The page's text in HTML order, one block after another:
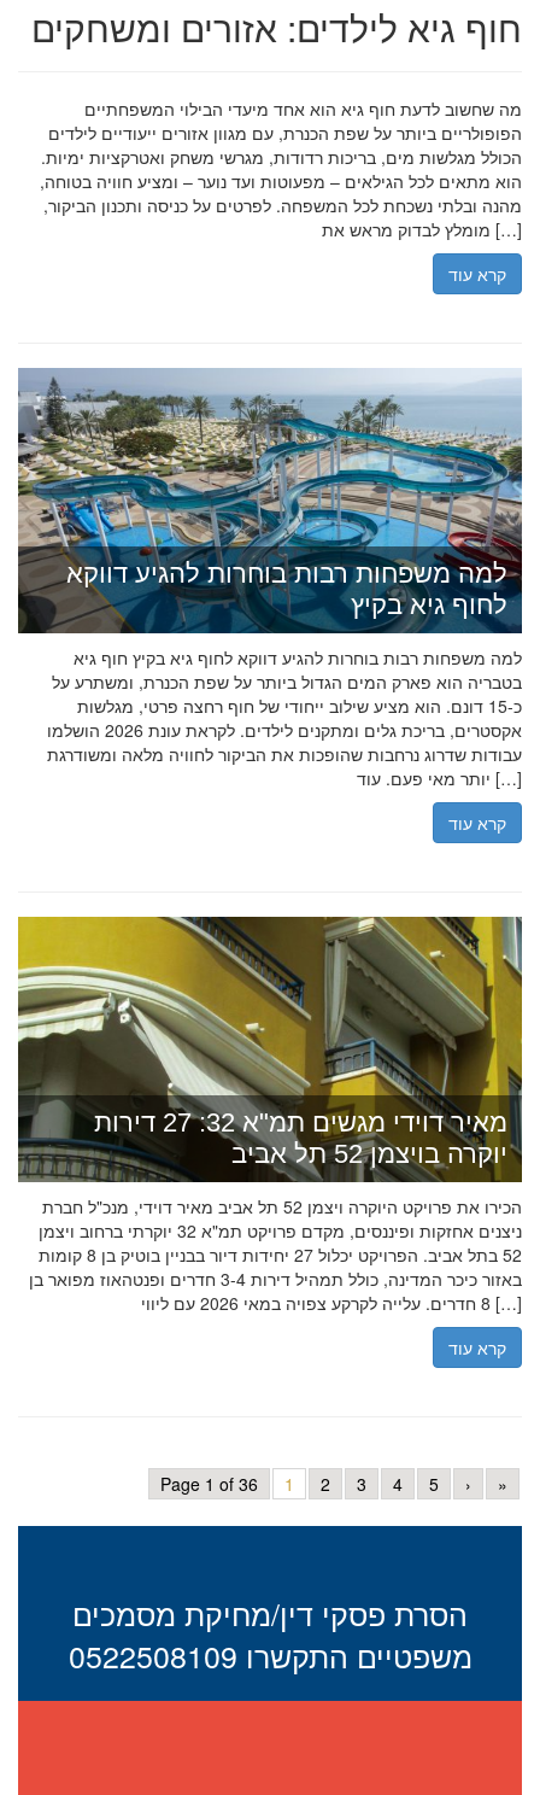
חוף גיא לילדים: אזורים ומשחקים
מה שחשוב לדעת חוף גיא הוא אחד מיעדי הבילוי המשפחתיים
הפופולריים ביותר על שפת הכנרת, עם מגוון אזורים ייעודיים לילדים
הכולל מגלשות מים, בריכות רדודות, מגרשי משחק ואטרקציות ימיות.
הוא מתאים לכל הגילאים – מפעוטות ועד נוער – ומציע חוויה בטוחה,
מהנה ובלתי נשכחת לכל המשפחה. לפרטים על כניסה ותכנון הביקור,
מומלץ לבדוק מראש את […]
קרא עוד
למה משפחות רבות בוחרות להגיע דווקא
לחוף גיא בקיץ
למה משפחות רבות בוחרות להגיע דווקא לחוף גיא בקיץ חוף גיא
בטבריה הוא פארק המים הגדול ביותר על שפת הכנרת, ומשתרע על
כ-15 דונם. הוא מציע שילוב ייחודי של חוף רחצה פרטי, מגלשות
אקסטרים, בריכת גלים ומתקנים לילדים. לקראת עונת 2026 הושלמו
עבודות שדרוג נרחבות שהופכות את הביקור לחוויה מלאה ומשודרגת
יותר מאי פעם. עוד […]
קרא עוד
מאיר דוידי מגשים תמ"א 32: 27 דירות
יוקרה בויצמן 52 תל אביב
הכירו את פרויקט היוקרה ויצמן 52 תל אביב מאיר דוידי, מנכ"ל חברת
ניצנים אחזקות ופיננסים, מקדם פרויקט תמ"א 32 יוקרתי ברחוב ויצמן
52 בתל אביב. הפרויקט יכלול 27 יחידות דיור בבניין בוטיק בן 8 קומות
באזור כיכר המדינה, כולל תמהיל דירות 3-4 חדרים ופנטהאוז מפואר בן
8 חדרים. עלייה לקרקע צפויה במאי 2026 עם ליווי […]
קרא עוד
Page 1 of 36 1 2 3 4 5 › »
הסרת פסקי דין/מחיקת מסמכים
משפטיים התקשרו 0522508109